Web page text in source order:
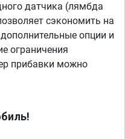
датчика (лямбда
сэкономить на
опции и
ограничения
прибавки можно